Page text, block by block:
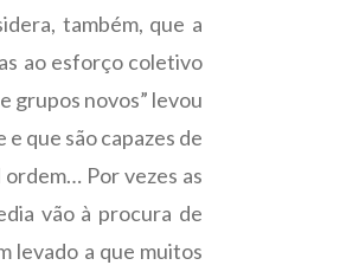
também, que a
ao esforço coletivo
grupos novos” levou
que são capazes de
Por vezes as
vão à procura de
levado a que muitos